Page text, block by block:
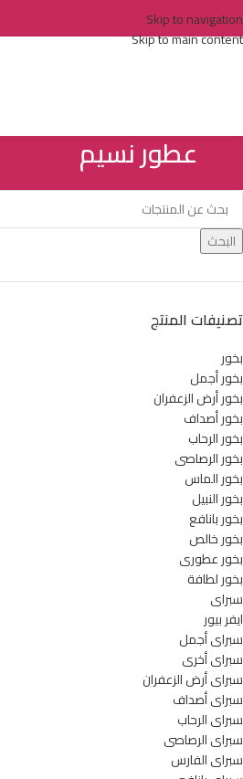
Skip to navigation
Skip to main content
عطور نسيم
البحث
تصنيفات المنتج
بخور
بخور أجمل
بخور أرض الزعفران
بخور أصداف
بخور الرحاب
بخور الرصاصى
بخور الماس
بخور النبيل
بخور بانافع
بخور خالص
بخور عطورى
بخور لطافة
سبراى
ايفر بيور
سبراى أجمل
سبراى أخرى
سبراى أرض الزعفران
سبراى أصداف
سبراى الرحاب
سبراى الرصاصى
سبراى الفارس